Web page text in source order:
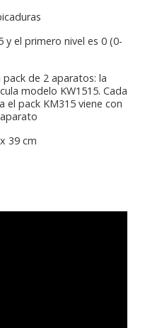
y el primero nivel es 0 (0-
pack de 2 aparatos: la
modelo KW1515. Cada
pack KM315 viene con
39 cm